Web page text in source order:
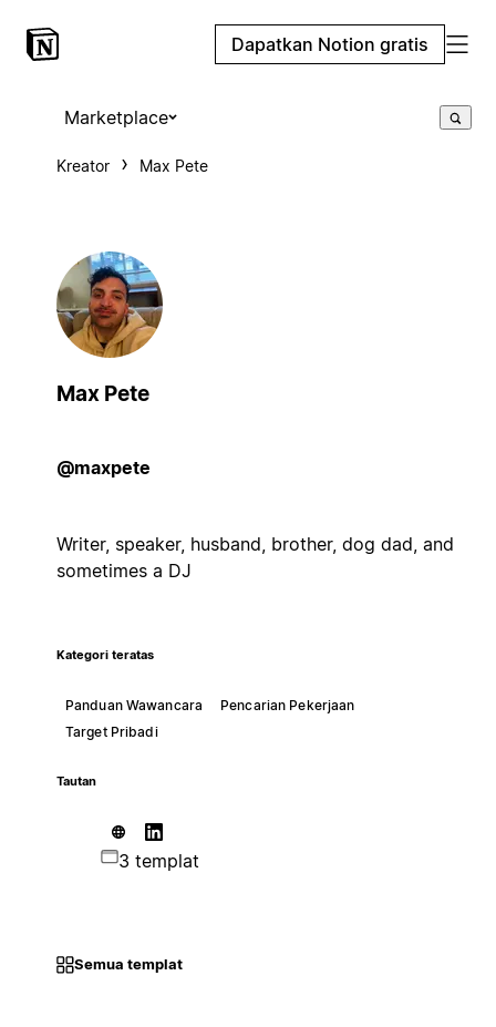
Dapatkan Notion gratis
Marketplace
Kreator Max Pete
Max Pete
@maxpete
Writer, speaker, husband, brother, dog dad, and
sometimes a DJ
Kategori teratas
Panduan Wawancara
Pencarian Pekerjaan
Target Pribadi
Tautan
3 templat
Semua templat